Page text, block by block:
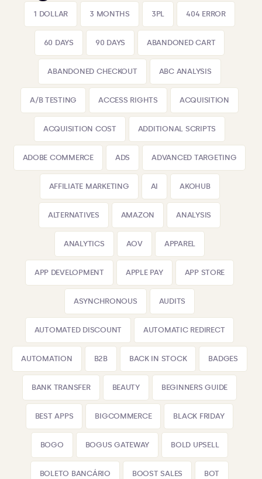
1 DOLLAR 3 MONTHS 3PL 404 ERROR
60 DAYS 90 DAYS ABANDONED CART
ABANDONED CHECKOUT ABC ANALYSIS
A/B TESTING ACCESS RIGHTS ACQUISITION
ACQUISITION COST ADDITIONAL SCRIPTS
ADOBE COMMERCE ADS ADVANCED TARGETING
AFFILIATE MARKETING AI AKOHUB
ALTERNATIVES AMAZON ANALYSIS
ANALYTICS AOV APPAREL
APP DEVELOPMENT APPLE PAY APP STORE
ASYNCHRONOUS AUDITS
AUTOMATED DISCOUNT AUTOMATIC REDIRECT
AUTOMATION B2B BACK IN STOCK BADGES
BANK TRANSFER BEAUTY BEGINNERS GUIDE
BEST APPS BIGCOMMERCE BLACK FRIDAY
BOGO BOGUS GATEWAY BOLD UPSELL
BOLETO BANCÁRIO BOOST SALES BOT